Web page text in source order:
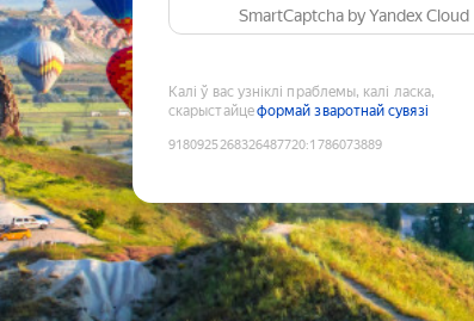
SmartCaptcha by Yandex Cloud
Калі ў вас узніклі праблемы, калі ласка,
скарыстайцеформай зваротнай сувязі
9180925268326487720:1786073889